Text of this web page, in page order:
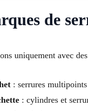
de
uniquement avec
: serrures
: cylindres et